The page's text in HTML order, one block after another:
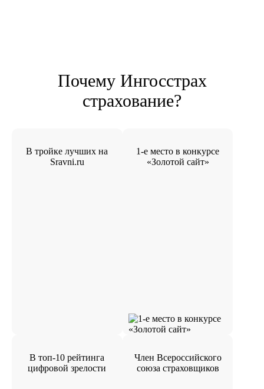
Почему Ингосстрах
страхование?
В тройке лучших на
Sravni.ru
1-е место в конкурсе
«Золотой сайт»
В топ-10 рейтинга
цифровой зрелости
Член Всероссийского
союза страховщиков